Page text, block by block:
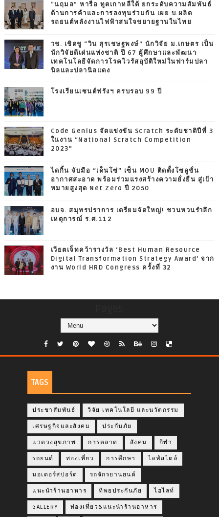
“นฤมล” หารือ ทูตเกาหลีใต้ ยกระดับความสัมพันธ์
ด้านการค้าและการลงทุนร่วมกัน เผย บ.ผลิต
รถยนต์พลังงานไฟฟ้าสนใจขยายฐานในไทย
วช. เชิดชู “วิน สุรเชษฐพงษ์” นักวิจัย ม.เกษตร เป็น
นักวิจัยดีเด่นแห่งชาติ ปี 67 ผู้ศึกษาและพัฒนา
เทคโนโลยีจัดการโรคไวรัสอุบัติใหม่ในฟาร์มปลา
นิลและปลานิลแดง
โรงเรียนเซนต์ฟรังฯ ครบรอบ 99 ปี
Code Genius จัดแข่งขัน Scratch ระดับชาติปีที่ 3
ในงาน “National Scratch Competition
2023”
ไดกิ้น จับมือ “เด็นโซ่” เซ็น MOU ติดตั้งโซลูชั่น
อากาศสะอาด พร้อมร่วมแรงสร้างความยั่งยืน สู่เป้า
หมายสูงสุด Net Zero ปี 2050
อบจ. สมุทรปราการ เตรียมจัดใหญ่! ชวนหวนรำลึก
เหตุการณ์ ร.ศ.112
เวียตเจ็ทคว้ารางวัล ‘Best Human Resource
Digital Transformation Strategy Award’ จาก
งาน World HRD Congress ครั้งที่ 32
TAGS
ประชาสัมพันธ์ วิจัย เทคโนโลยี และนวัตกรรม
เศรษฐกิจและสังคม ประกันภัย
แวดวงสุขภาพ การตลาด สังคม กีฬา
รถยนต์ ท่องเที่ยว การศึกษา ไลฟ์สไตล์
มอเตอร์สปอร์ต รถจักรยานยนต์
แนะนำร้านอาหาร ทิพยประกันภัย ไฮไลท์
GALLERY ท่องเที่ยว&แนะนำร้านอาหาร